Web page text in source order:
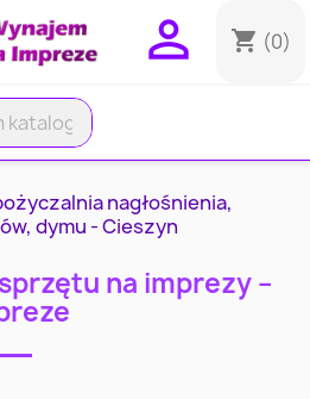
shopping_cart (0)

nagłośnienia,
dymu - Cieszyn
na imprezy –